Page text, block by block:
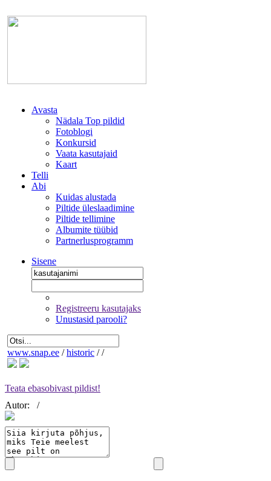
Avasta
Nädala Top pildid
Fotoblogi
Konkursid
Vaata kasutajaid
Kaart
Telli
Abi
Kuidas alustada
Piltide üleslaadimine
Piltide tellimine
Albumite tüübid
Partnerlusprogramm
Sisene
Registreeru kasutajaks
Unustasid parooli?
www.snap.ee / historic / /
Teata ebasobivast pildist!
Autor:
/